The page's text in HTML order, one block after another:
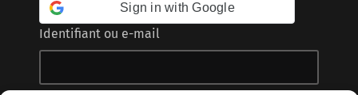
Sign in with Google
Identifiant ou e-mail